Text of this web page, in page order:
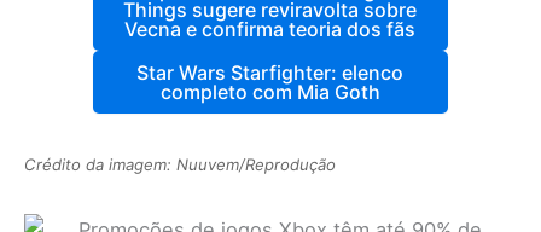
Things sugere reviravolta sobre
Vecna e confirma teoria dos fãs
Star Wars Starfighter: elenco
completo com Mia Goth
Crédito da imagem: Nuuvem/Reprodução